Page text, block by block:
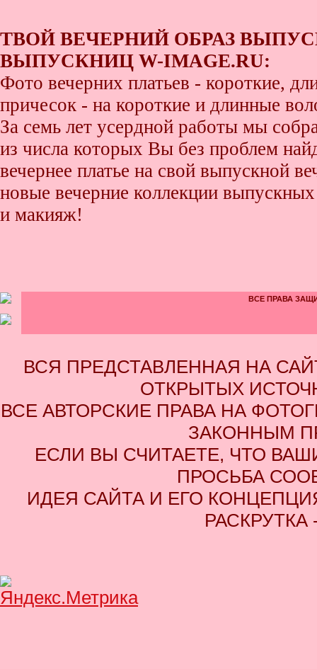
ТВОЙ ВЕЧЕРНИЙ ОБРАЗ
ВЫПУСКНИЦ W-IMAGE.RU:
Фото вечерних платьев - короткие,
причесок - на короткие и длинные
За семь лет усердной работы мы
из числа которых Вы без проблем
вечернее платье на свой выпускной
новые вечерние коллекции
и макияж!
ВСЕ ПРАВА
ВСЯ ПРЕДСТАВЛЕННАЯ НА
ОТКРЫТЫХ
ВСЕ АВТОРСКИЕ ПРАВА НА
ЗАКОННЫМ
ЕСЛИ ВЫ СЧИТАЕТЕ, ЧТО
ПРОСЬБА
ИДЕЯ САЙТА И ЕГО
РАСКРУТКА